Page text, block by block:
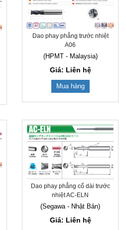
Dao phay phẳng trước nhiệt
A06
(HPMT - Malaysia)
Giá: Liên hệ
Mua hàng
Dao phay phẳng cổ dài trước
nhiệt AC-ELN
(Segawa - Nhật Bản)
Giá: Liên hệ